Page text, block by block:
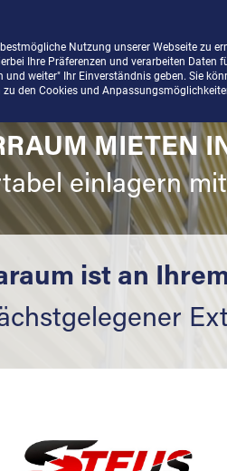
MIETEN
einlagern
ist an
Nutzung unserer Webseite zu
Ihre Präferenzen und verarbeiten
weiter" Ihr Einverständnis geben. Sie
den Cookies und